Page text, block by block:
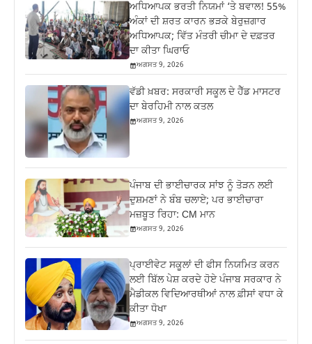
ਅਧਿਆਪਕ ਭਰਤੀ ਨਿਯਮਾਂ ‘ਤੇ ਬਵਾਲ! 55%
ਅੰਕਾਂ ਦੀ ਸ਼ਰਤ ਕਾਰਨ ਭੜਕੇ ਬੇਰੁਜ਼ਗਾਰ
ਅਧਿਆਪਕ; ਵਿੱਤ ਮੰਤਰੀ ਚੀਮਾ ਦੇ ਦਫ਼ਤਰ
ਦਾ ਕੀਤਾ ਘਿਰਾਓ
ਅਗਸਤ 9, 2026
ਵੱਡੀ ਖ਼ਬਰ: ਸਰਕਾਰੀ ਸਕੂਲ ਦੇ ਹੈੱਡ ਮਾਸਟਰ
ਦਾ ਬੇਰਹਿਮੀ ਨਾਲ ਕਤਲ
ਅਗਸਤ 9, 2026
ਪੰਜਾਬ ਦੀ ਭਾਈਚਾਰਕ ਸਾਂਝ ਨੂੰ ਤੋੜਨ ਲਈ
ਦੁਸ਼ਮਣਾਂ ਨੇ ਬੰਬ ਚਲਾਏ; ਪਰ ਭਾਈਚਾਰਾ
ਮਜ਼ਬੂਤ ਰਿਹਾ: CM ਮਾਨ
ਅਗਸਤ 9, 2026
ਪ੍ਰਾਈਵੇਟ ਸਕੂਲਾਂ ਦੀ ਫੀਸ ਨਿਯਮਿਤ ਕਰਨ
ਲਈ ਬਿੱਲ ਪੇਸ਼ ਕਰਦੇ ਹੋਏ ਪੰਜਾਬ ਸਰਕਾਰ ਨੇ
ਮੈਡੀਕਲ ਵਿਦਿਆਰਥੀਆਂ ਨਾਲ ਫ਼ੀਸਾਂ ਵਧਾ ਕੇ
ਕੀਤਾ ਧੋਖਾ
ਅਗਸਤ 9, 2026